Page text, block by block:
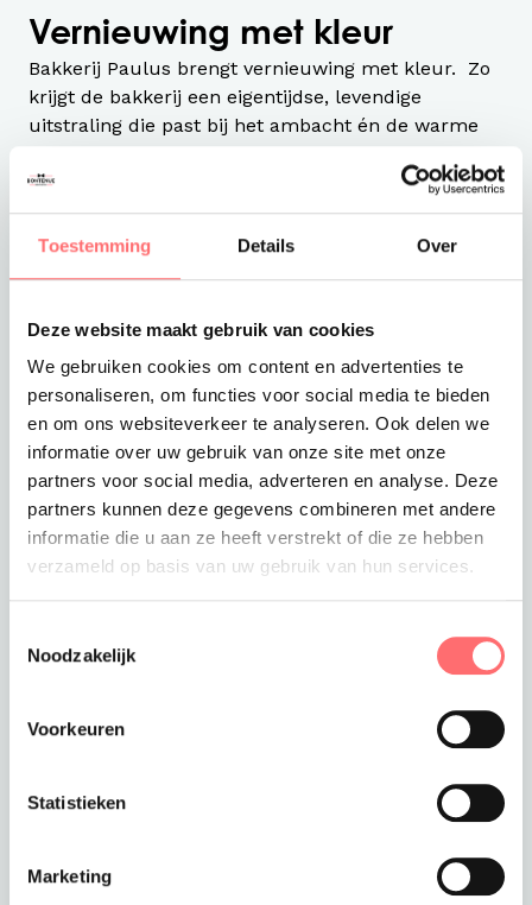
Toestemming Details Over
Deze website maakt gebruik van cookies
We gebruiken cookies om content en advertenties te
personaliseren, om functies voor social media te bieden
en om ons websiteverkeer te analyseren. Ook delen we
informatie over uw gebruik van onze site met onze
partners voor social media, adverteren en analyse. Deze
partners kunnen deze gegevens combineren met andere
informatie die u aan ze heeft verstrekt of die ze hebben
verzameld op basis van uw gebruik van hun services.
Noodzakelijk
Voorkeuren
Statistieken
Marketing
Vernieuwing met kleur
Bakkerij Paulus brengt vernieuwing met kleur. Zo
krijgt de bakkerij een eigentijdse, levendige
uitstraling die past bij het ambacht én de warme
sfeer waar hun klanten zo van houden. De
afwisseling in kleuren zorgt bovendien voor een
speels en modern beeld in de winkel.
Ambacht en uitstraling hand
De nieuwe schorten zijn niet alleen praktisch en
comfortabel in gebruik, maar dragen ook bij aan de
herkenbaarheid en professionaliteit van de
medewerkers. Of het nu gaat om een klassieke
kleur of een trendy tint: elk schort straalt kwaliteit
uit en benadrukt de passie voor het vak.
Samen groeien
Paulus. Met elke nieuwe levering bouwen we mee
aan hun herkenbare stijl en moderne uitstraling. Zo
zorgen we samen voor een bakkerij die niet alleen
de lekkerste producten levert, maar ook een warm